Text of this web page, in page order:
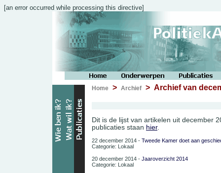
[an error occurred while processing this directive]
Home > Archief > Archief van
Dit is de lijst van artikelen uit december
publicaties staan hier.
22 december 2014 - Tweede Kamer doet aan
Categorie: Lokaal
20 december 2014 - Jaaroverzicht 2014
Categorie: Lokaal